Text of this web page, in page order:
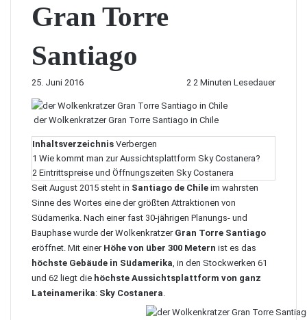
Gran Torre
Santiago
25. Juni 2016 2 2 Minuten Lesedauer
der Wolkenkratzer Gran Torre Santiago in Chile
Inhaltsverzeichnis Verbergen
1 Wie kommt man zur Aussichtsplattform Sky Costanera?
2 Eintrittspreise und Öffnungszeiten Sky Costanera
Seit August 2015 steht in Santiago de Chile im wahrsten
Sinne des Wortes eine der größten Attraktionen von
Südamerika. Nach einer fast 30-jährigen Planungs- und
Bauphase wurde der Wolkenkratzer Gran Torre Santiago
eröffnet. Mit einer Höhe von über 300 Metern ist es das
höchste Gebäude in Südamerika, in den Stockwerken 61
und 62 liegt die höchste Aussichtsplattform von ganz
Lateinamerika: Sky Costanera.